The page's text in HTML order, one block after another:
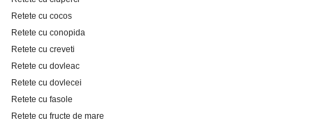
Retete cu cocos
Retete cu conopida
Retete cu creveti
Retete cu dovleac
Retete cu dovlecei
Retete cu fasole
Retete cu fructe de mare